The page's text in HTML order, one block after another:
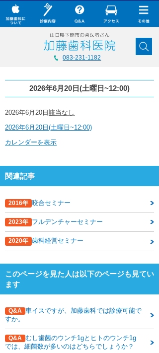
2026年6月20日(土曜日~12:00)
2026
6
20
曜
日
~12:00)
2026年6月20日 該当なし
2026年6月20日(土曜日~12:00)
カレンダーを表示
関連記事
2016年 咬合セミナー
2023年 フルデンチャーセミナー
2020年 歯科経営セミナー
このページを見た人は以下のページも見てい
ます
Q&A 車イスですが、加藤歯科では診療可能で
すか。
Q&A むし歯菌のウンチ1gとヒトのウンチ1g
では、細菌数が多いのはどちらでしょうか？
× CLOSE
加藤歯科について
Q&A
加藤歯科の最新技術
コラム
無料メール相談
スタッフ募集
加藤歯科ブログ
下関観光ガイド
年賀状・暑中お見舞い